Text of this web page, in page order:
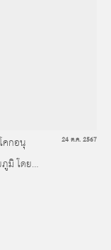
คกอนุ
มิ โดย
24 ต.ค. 2567